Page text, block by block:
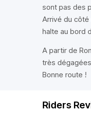
sont pas des
Arrivé du
halte au bord
A partir de
très
Bonne route !
Riders